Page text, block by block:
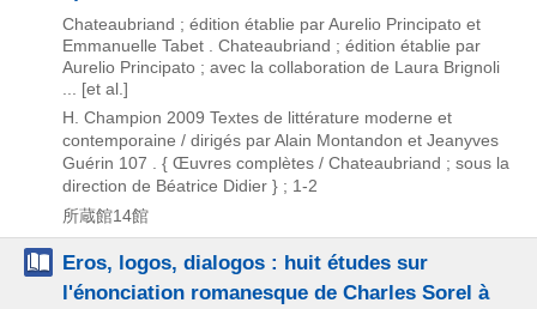
Chateaubriand ; édition établie par Aurelio Principato et
Emmanuelle Tabet . Chateaubriand ; édition établie par
Aurelio Principato ; avec la collaboration de Laura Brignoli
... [et al.]
H. Champion 2009 Textes de littérature moderne et
contemporaine / dirigés par Alain Montandon et Jeanyves
Guérin 107 . { Œuvres complètes / Chateaubriand ; sous la
direction de Béatrice Didier } ; 1-2
所蔵館14館
Eros, logos, dialogos : huit études sur
l'énonciation romanesque de Charles Sorel à